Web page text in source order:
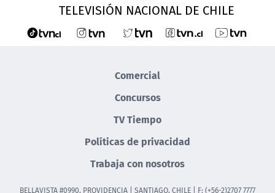
TELEVISIÓN NACIONAL DE CHILE
Comercial
Concursos
TV Tiempo
Políticas de privacidad
Trabaja con nosotros
BELLAVISTA #0990, PROVIDENCIA | SANTIAGO, CHILE | F: (+56-2)2707 7777